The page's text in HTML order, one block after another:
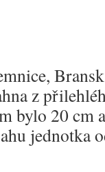
z
bylo 20 cm